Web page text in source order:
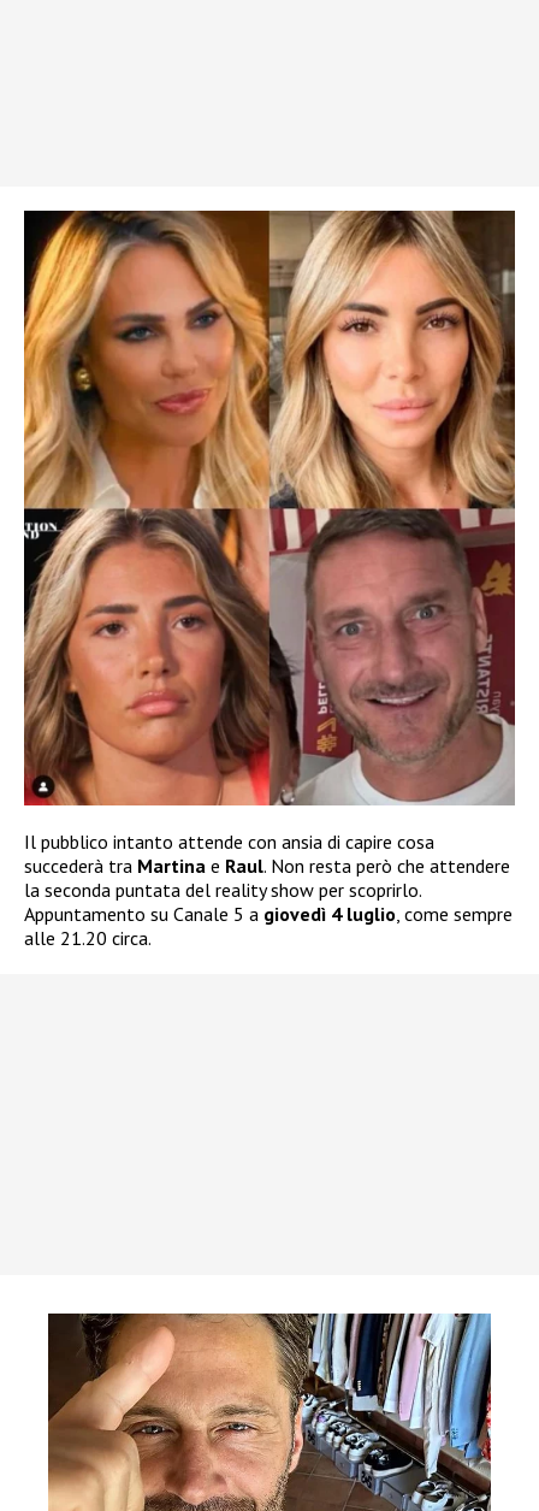
Il pubblico intanto attende con ansia di capire cosa
succederà tra Martina e Raul. Non resta però che attendere
la seconda puntata del reality show per scoprirlo.
Appuntamento su Canale 5 a giovedì 4 luglio , come sempre
alle 21.20 circa.